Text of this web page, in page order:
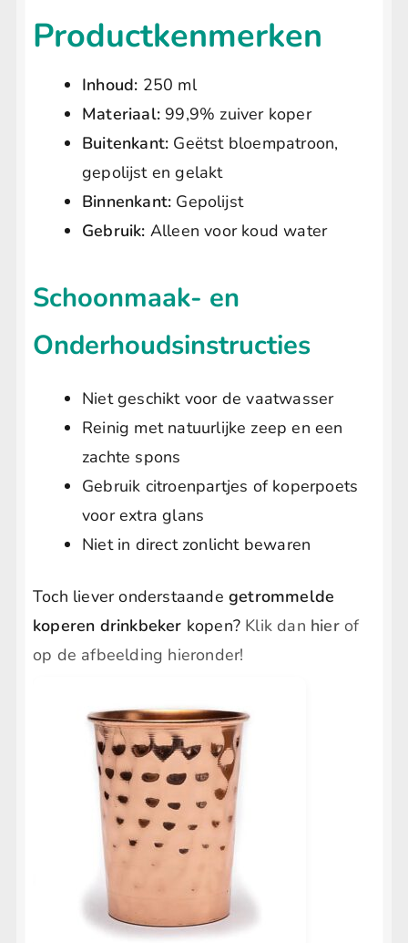
Productkenmerken
Inhoud: 250 ml
Materiaal: 99,9% zuiver koper
Buitenkant: Geëtst bloempatroon,
gepolijst en gelakt
Binnenkant: Gepolijst
Gebruik: Alleen voor koud water
Schoonmaak- en
Onderhoudsinstructies
Niet geschikt voor de vaatwasser
Reinig met natuurlijke zeep en een
zachte spons
Gebruik citroenpartjes of koperpoets
voor extra glans
Niet in direct zonlicht bewaren
Toch liever onderstaande getrommelde
koperen drinkbeker kopen? Klik dan hierof
op de afbeelding hieronder!